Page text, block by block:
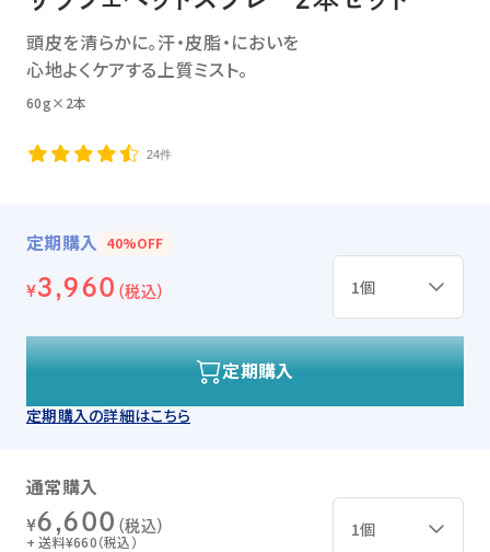
頭皮を清らかに。汗・皮脂・においを
心地よくケアする上質ミスト。
60g×2本
24件
定期購入 40%OFF
¥3,960 （税込）
定期購入
定期購入の詳細はこちら
通常購入
¥6,600 （税込）
+ 送料¥660（税込）